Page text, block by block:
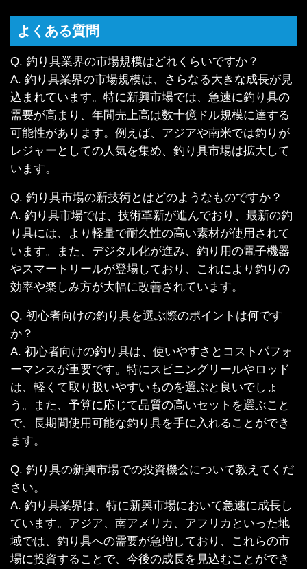
よくある質問
Q. 釣り具業界の市場規模はどれくらいですか？
A. 釣り具業界の市場規模は、さらなる大きな成長が見
込まれています。特に新興市場では、急速に釣り具の
需要が高まり、年間売上高は数十億ドル規模に達する
可能性があります。例えば、アジアや南米では釣りが
レジャーとしての人気を集め、釣り具市場は拡大して
います。
Q. 釣り具市場の新技術とはどのようなものですか？
A. 釣り具市場では、技術革新が進んでおり、最新の釣
り具には、より軽量で耐久性の高い素材が使用されて
います。また、デジタル化が進み、釣り用の電子機器
やスマートリールが登場しており、これにより釣りの
効率や楽しみ方が大幅に改善されています。
Q. 初心者向けの釣り具を選ぶ際のポイントは何です
か？
A. 初心者向けの釣り具は、使いやすさとコストパフォ
ーマンスが重要です。特にスピニングリールやロッド
は、軽くて取り扱いやすいものを選ぶと良いでしょ
う。また、予算に応じて品質の高いセットを選ぶこと
で、長期間使用可能な釣り具を手に入れることができ
ます。
Q. 釣り具の新興市場での投資機会について教えてくだ
さい。
A. 釣り具業界は、特に新興市場において急速に成長し
ています。アジア、南アメリカ、アフリカといった地
域では、釣り具への需要が急増しており、これらの市
場に投資することで、今後の成長を見込むことができ